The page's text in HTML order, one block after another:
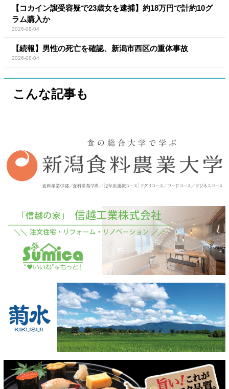
【コカイン譲受容疑で23歳女を逮捕】約18万円で計約10グ
ラム購入か
2026-08-04
【続報】男性の死亡を確認、新潟市西区の重体事故
2026-08-04
こんな記事も